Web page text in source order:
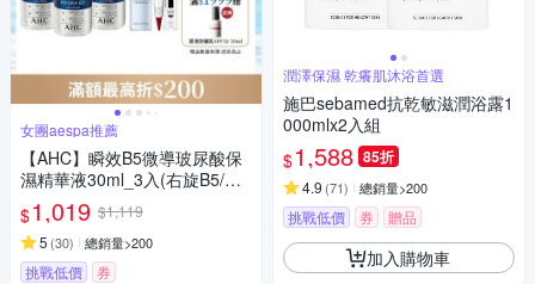
女團aespa推薦
【AHC】瞬效B5微導玻尿酸保
濕精華液30ml_3入(右旋B5/玻
尿酸/保濕霸主/高效修護/敏感肌
適用)
$1,019 $1,119
5 (30) 總銷量>200
挑戰低價 券
潤澤保濕 乾癢肌沐浴首選
施巴sebamed抗乾敏滋潤浴露1
000mlx2入組
$1,588 85折
4.9 (71) 總銷量>200
挑戰低價 券 贈品
加入購物車